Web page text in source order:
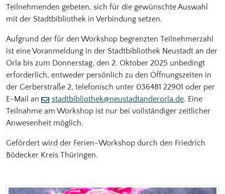
Teilnehmenden gebeten, sich für die gewünschte Auswahl
mit der Stadtbibliothek in Verbindung setzen.
Aufgrund der für den Workshop begrenzten Teilnehmerzahl
ist eine Voranmeldung in der Stadtbibliothek Neustadt an der
Orla bis zum Donnerstag, den 2. Oktober 2025 unbedingt
erforderlich, entweder persönlich zu den Öffnungszeiten in
der Gerberstraße 2, telefonisch unter 036481 22901 oder per
E-Mail an
stadtbibliothek@neustadtanderorla.de. Eine
Teilnahme am Workshop ist nur bei vollständiger zeitlicher
Anwesenheit möglich.
Gefördert wird der Ferien-Workshop durch den Friedrich
Bödecker Kreis Thüringen.